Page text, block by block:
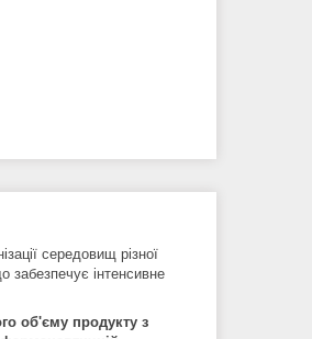
середовищ різної
забезпечує інтенсивне
об'єму продукту з